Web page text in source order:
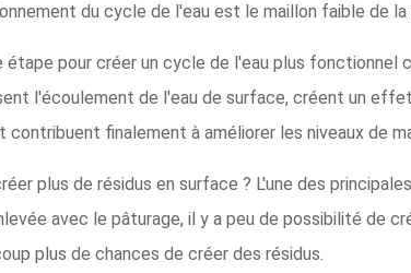
du cycle de l'eau est le maillon faible de
étape pour créer un cycle de l'eau plus fonctionnel
l'écoulement de l'eau de surface, créent un
contribuent finalement à améliorer les niveaux de
plus de résidus en surface ? L'une des
avec le pâturage, il y a peu de possibilité de
plus de chances de créer des résidus.